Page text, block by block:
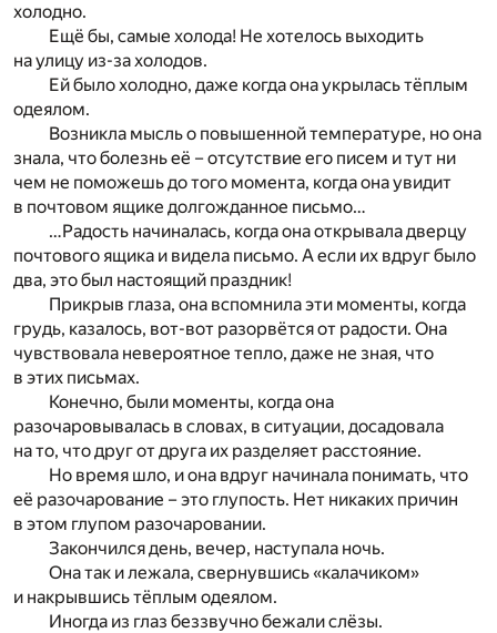
холодно.
Ещё бы, самые холода! Не хотелось выходить
на улицу из-за холодов.
Ей было холодно, даже когда она укрылась тёплым
одеялом.
Возникла мысль о повышенной температуре, но она
знала, что болезнь её – отсутствие его писем и тут ни
чем не поможешь до того момента, когда она увидит
в почтовом ящике долгожданное письмо…
…Радость начиналась, когда она открывала дверцу
почтового ящика и видела письмо. А если их вдруг было
два, это был настоящий праздник!
Прикрыв глаза, она вспомнила эти моменты, когда
грудь, казалось, вот-вот разорвётся от радости. Она
чувствовала невероятное тепло, даже не зная, что
в этих письмах.
Конечно, были моменты, когда она
разочаровывалась в словах, в ситуации, досадовала
на то, что друг от друга их разделяет расстояние.
Но время шло, и она вдруг начинала понимать, что
её разочарование – это глупость. Нет никаких причин
в этом глупом разочаровании.
Закончился день, вечер, наступала ночь.
Она так и лежала, свернувшись «калачиком»
и накрывшись тёплым одеялом.
Иногда из глаз беззвучно бежали слёзы.